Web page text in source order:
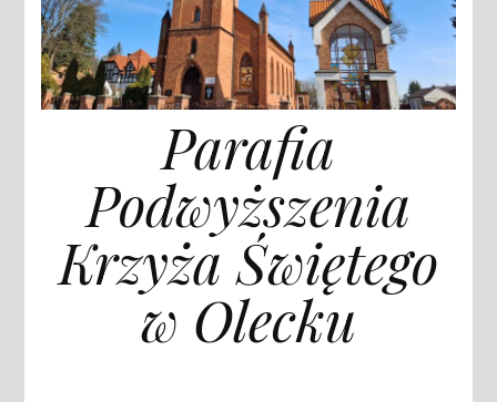
Parafia
Podwyższenia
Krzyża Świętego
w Olecku